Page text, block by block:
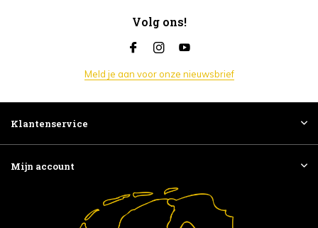
Volg ons!
Meld je aan voor onze nieuwsbrief
Klantenservice
Mijn account